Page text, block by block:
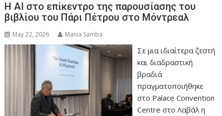
Η ΑΙ στο επίκεντρο της παρουσίασης του
βιβλίου του Πάρι Πέτρου στο Μόντρεαλ
May 22, 2026 Mania Samba
Σε μια ιδιαίτερα ζεστή
και διαδραστική
βραδιά
πραγματοποιήθηκε
στο Palace Convention
Centre στο Λαβάλ η